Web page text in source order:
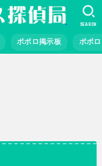
ポポロ掲示板 ポポ
SEARCH